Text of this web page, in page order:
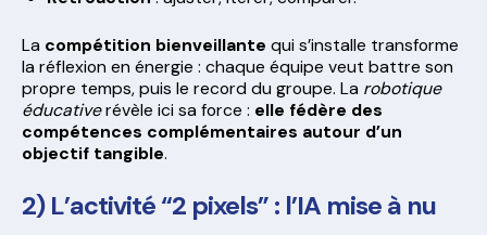
La compétition bienveillante qui s’installe transforme
la réflexion en énergie : chaque équipe veut battre son
propre temps, puis le record du groupe. La robotique
éducativerévèle ici sa force : elle fédère des
compétences complémentaires autour d’un
objectif tangible.
2) L’activité “2 pixels” : l’IA mise à nu